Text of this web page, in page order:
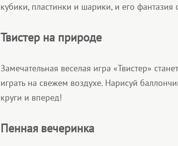
кубики, пластинки и шарики, и его фантазия
Твистер на природе
Замечательная веселая игра «Твистер»
играть на свежем воздухе. Нарисуй
круги и вперед!
Пенная вечеринка